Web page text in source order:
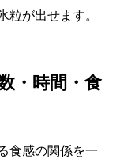
粒が出せます。
・時間・食
食感の関係を一